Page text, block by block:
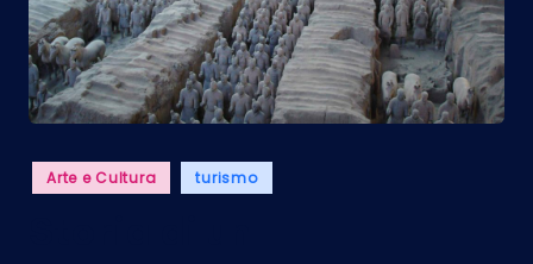
Posted
in
Arte e Cultura turismo